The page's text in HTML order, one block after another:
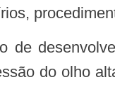
do olho